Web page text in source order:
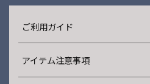
ご利用ガイド
アイテム注意事項